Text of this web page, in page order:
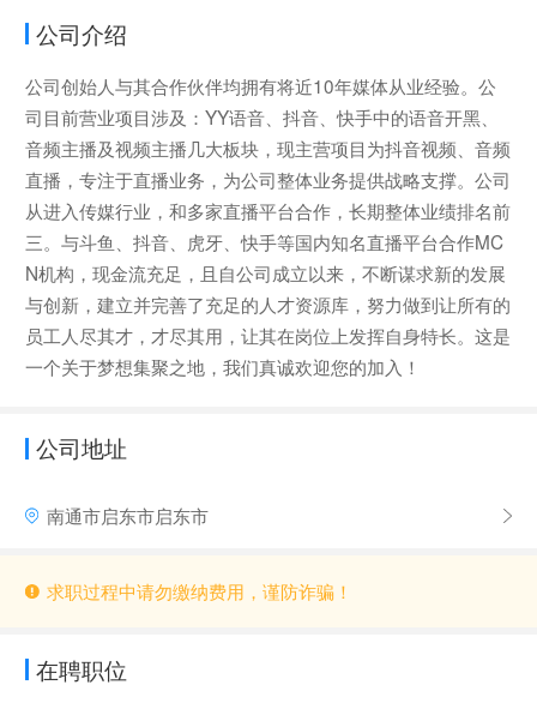
公司介绍
公司创始人与其合作伙伴均拥有将近10年媒体从业经验。公
司目前营业项目涉及：YY语音、抖音、快手中的语音开黑、
音频主播及视频主播几大板块，现主营项目为抖音视频、音频
直播，专注于直播业务，为公司整体业务提供战略支撑。公司
从进入传媒行业，和多家直播平台合作，长期整体业绩排名前
三。与斗鱼、抖音、虎牙、快手等国内知名直播平台合作MC
N机构，现金流充足，且自公司成立以来，不断谋求新的发展
与创新，建立并完善了充足的人才资源库，努力做到让所有的
员工人尽其才，才尽其用，让其在岗位上发挥自身特长。这是
一个关于梦想集聚之地，我们真诚欢迎您的加入！
公司地址
南通市启东市启东市
求职过程中请勿缴纳费用，谨防诈骗！
在聘职位